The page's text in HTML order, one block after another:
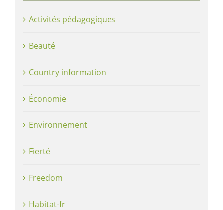
Activités pédagogiques
Beauté
Country information
Économie
Environnement
Fierté
Freedom
Habitat-fr